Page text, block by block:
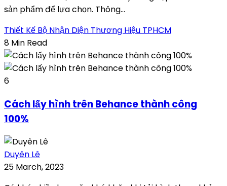
sản phẩm để lựa chọn. Thông...
Thiết Kế Bộ Nhận Diện Thương Hiệu TPHCM
8 Min Read
6
Cách lấy hình trên Behance thành công
100%
Duyên Lê
25 March, 2023